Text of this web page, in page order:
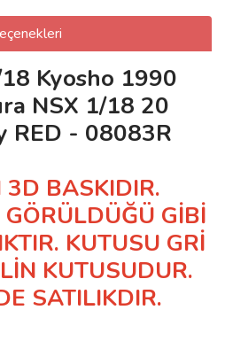
Kyosho 1990
NSX 1/18 20
RED - 08083R
3D BASKIDIR.
GİBİ
KUTUSU GRİ
KUTUSUDUR.
SATILIKDIR.